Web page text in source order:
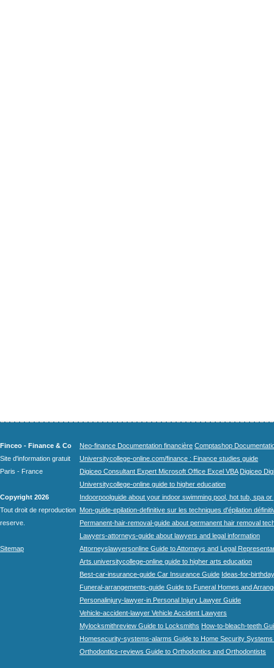
Finceo - Finance & Co
Site d'information gratuit
Paris - France
Copyright 2026
Tout droit de reproduction
reserve.
Sitemap
Neo-finance Documentation financière Comptashop
Universitycollege-online.com/finance : Finance studies guide
Digiceo Consultant Expert Microsoft Office Excel VBA Digiceo
Universitycollege-online guide to higher education
Indoorpoolguide about your indoor swimming pool, hot tub, spa
Mon-guide-epilation-definitive sur les techniques d'épilation
Permanent-hair-removal-guide about permanent hair removal
Lawyers-attorneys-guide about lawyers and legal information
Attorneyslawyersonline Guide to Attorneys and Legal
Arts.universitycollege-online guide to higher arts education
Best-car-insurance-guide Car Insurance Guide Ideas-for-
Funeral-arrangements-guide Guide to Funeral Homes and
Personalinjury-lawyer-in Personal Injury Lawyer Guide
Vehicle-accident-lawyer Vehicle Accident Lawyers
Mylocksmithreview Guide to Locksmiths How-to-bleach-teeth
Homesecurity-systems-alarms Guide to Home Security Systems
Orthodontics-reviews Guide to Orthodontics and Orthodontists